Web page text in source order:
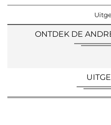
ONTDEK DE